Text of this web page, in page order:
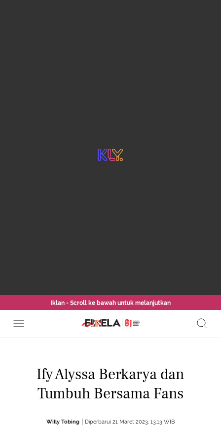
Iklan - Scroll ke bawah untuk melanjutkan
Ify Alyssa Berkarya dan
Tumbuh Bersama Fans
Willy Tobing Diperbarui 21 Maret 2023, 13:13 WIB